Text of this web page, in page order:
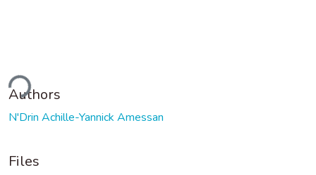
Authors
N'Drin Achille-Yannick Amessan
Files